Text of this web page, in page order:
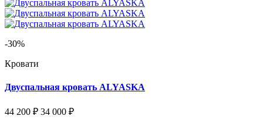
-30%
Кровати
Двуспальная кровать ALYASKA
44 200 ₽ 34 000 ₽